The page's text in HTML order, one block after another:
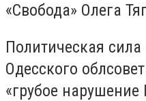
«Свобода» Олега
Политическая
Одесского
«грубое нарушение